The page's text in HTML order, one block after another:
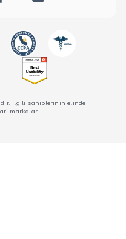
İlgili sahiplerinin elinde
markalar.